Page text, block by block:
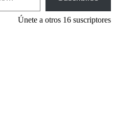
Únete a otros 16 suscriptores